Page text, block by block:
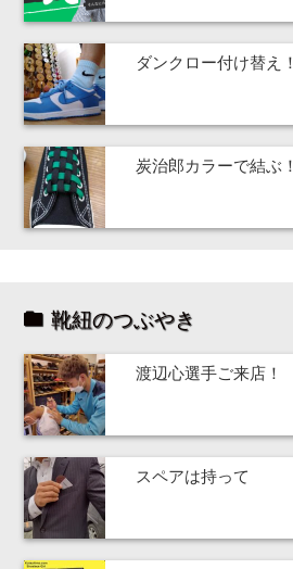
ダンクロー付け替え！
炭治郎カラーで結ぶ！
靴紐のつぶやき
渡辺心選手ご来店！
スペアは持って